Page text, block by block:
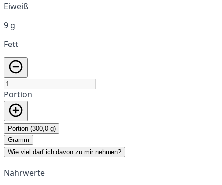
Eiweiß
9 g
Fett
Portion
Portion (300,0 g)
Gramm
Wie viel darf ich davon zu mir nehmen?
Nährwerte